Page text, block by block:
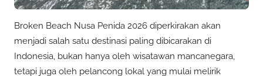
Broken Beach Nusa Penida 2026 diperkirakan akan
menjadi salah satu destinasi paling dibicarakan di
Indonesia, bukan hanya oleh wisatawan mancanegara,
tetapi juga oleh pelancong lokal yang mulai melirik